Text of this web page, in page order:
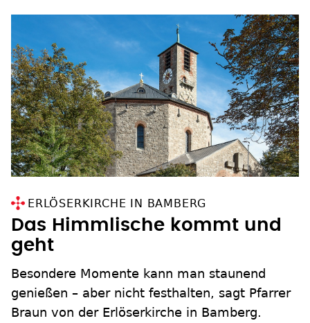
ERLÖSERKIRCHE IN BAMBERG
Das Himmlische kommt und
geht
Besondere Momente kann man staunend
genießen – aber nicht festhalten, sagt Pfarrer
Braun von der Erlöserkirche in Bamberg.